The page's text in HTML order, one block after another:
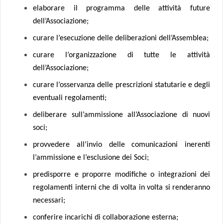
elaborare il programma delle attività future
dell’Associazione;
curare l’esecuzione delle deliberazioni dell’Assemblea;
curare l’organizzazione di tutte le attività
dell’Associazione;
curare l’osservanza delle prescrizioni statutarie e degli
eventuali regolamenti;
deliberare sull’ammissione all’Associazione di nuovi
soci;
provvedere all’invio delle comunicazioni inerenti
l’ammissione e l’esclusione dei Soci;
predisporre e proporre modifiche o integrazioni dei
regolamenti interni che di volta in volta si renderanno
necessari;
conferire incarichi di collaborazione esterna;